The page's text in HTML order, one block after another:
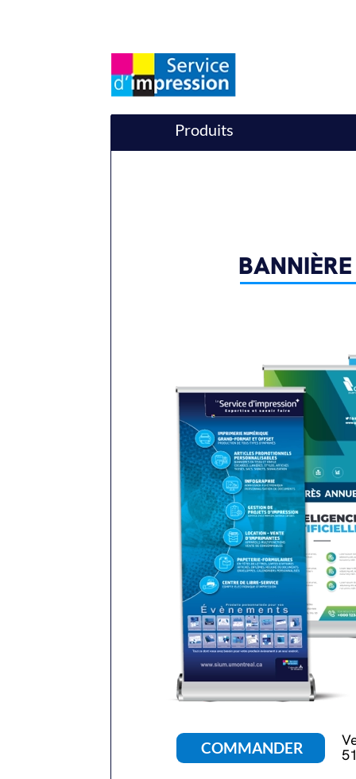
Produits
COMMANDER